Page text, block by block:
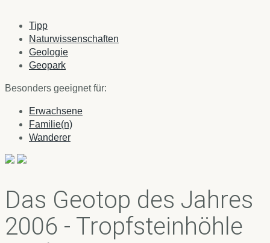
Tipp
Naturwissenschaften
Geologie
Geopark
Besonders geeignet für:
Erwachsene
Familie(n)
Wanderer
Das Geotop des Jahres
2006 - Tropfsteinhöhle